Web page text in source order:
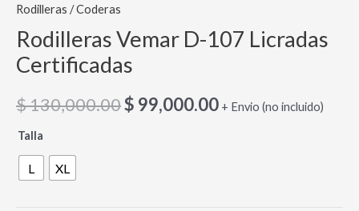
Rodilleras / Coderas
Rodilleras Vemar D-107 Licradas
Certificadas
$130,000.00$ 99,000.00 + Envio (no incluido)
Talla
L XL